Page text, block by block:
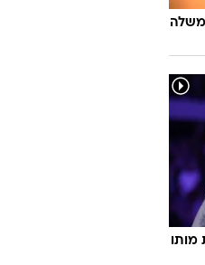
מותו